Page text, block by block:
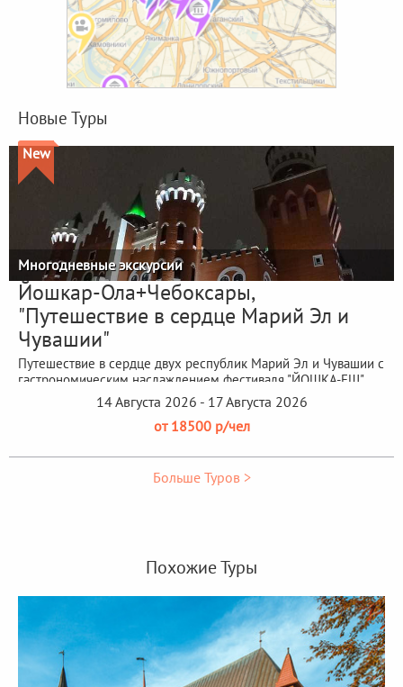
Новые Туры
New
Многодневные экскурсии
Йошкар-Ола+Чебоксары,
"Путешествие в сердце Марий Эл и
Чувашии"
Путешествие в сердце двух республик Марий Эл и Чувашии с
гастрономическим наслаждением фестиваля "ЙОШКА-ЕШ"
14 Августа 2026 - 17 Августа 2026
от 18500 р/чел
Больше Туров >
Похожие Туры